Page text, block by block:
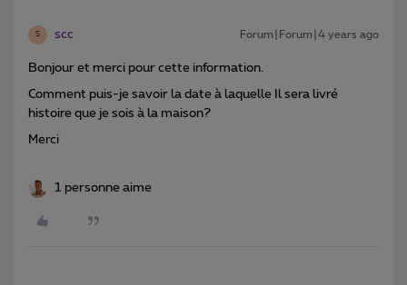
S scc Forum|Forum|4 years ago
Bonjour et merci pour cette information.
Comment puis-je savoir la date à laquelle Il sera livré
histoire que je sois à la maison?
Merci
1 personne aime